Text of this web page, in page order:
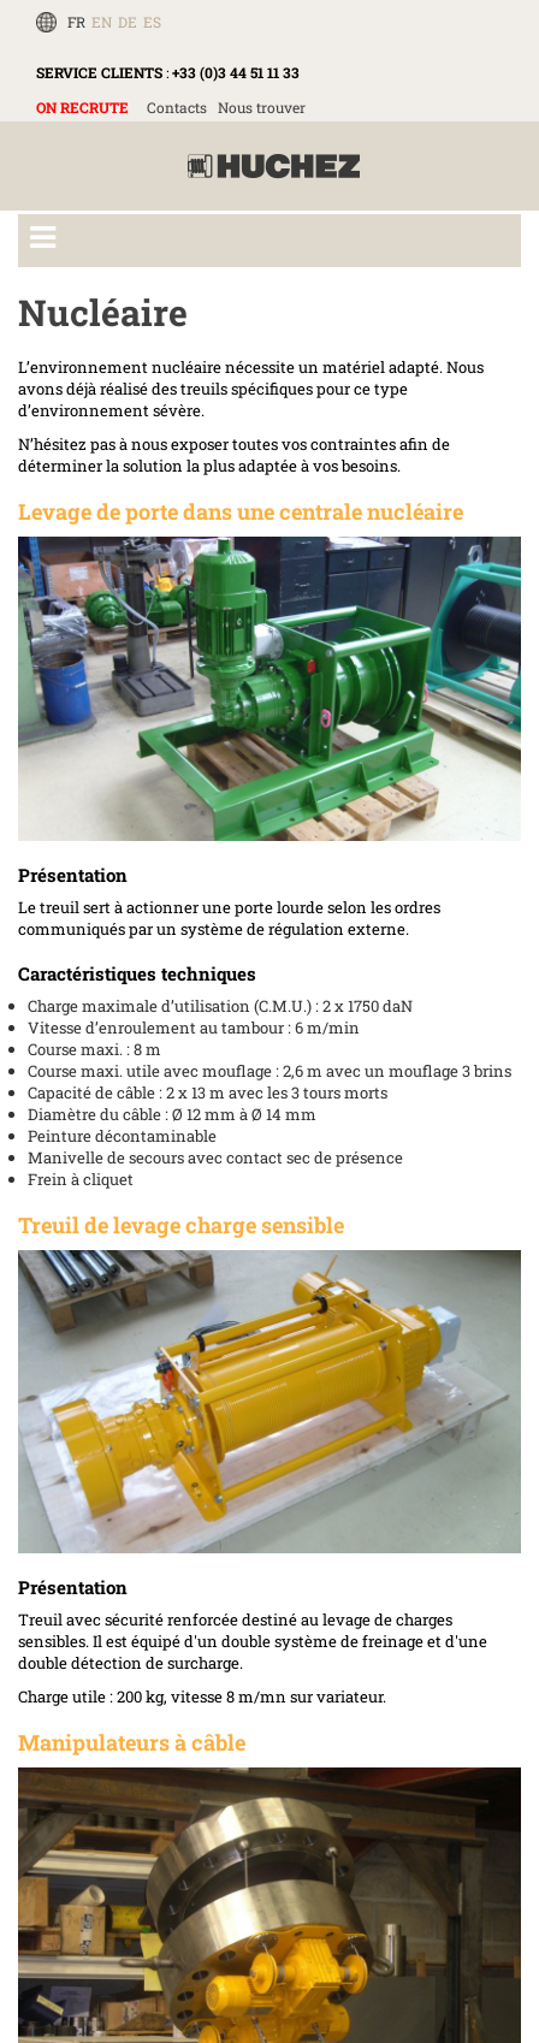
FR EN DE ES
SERVICE CLIENTS:+33 (0)3 44 51 11 33
ON RECRUTE
Contacts Nous trouver
Nucléaire
L’environnement nucléaire nécessite un matériel adapté. Nous
avons déjà réalisé des treuils spécifiques pour ce type
d’environnement sévère.
N’hésitez pas à nous exposer toutes vos contraintes afin de
déterminer la solution la plus adaptée à vos besoins.
Levage de porte dans une centrale nucléaire
Présentation
Le treuil sert à actionner une porte lourde selon les ordres
communiqués par un système de régulation externe.
Caractéristiques techniques
Charge maximale d’utilisation (C.M.U.) : 2 x 1750 daN
Vitesse d’enroulement au tambour : 6 m/min
Course maxi. : 8 m
Course maxi. utile avec mouflage : 2,6 m avec un mouflage 3 brins
Capacité de câble : 2 x 13 m avec les 3 tours morts
Diamètre du câble : Ø 12 mm à Ø 14 mm
Peinture décontaminable
Manivelle de secours avec contact sec de présence
Frein à cliquet
Treuil de levage charge sensible
Présentation
Treuil avec sécurité renforcée destiné au levage de charges
sensibles. Il est équipé d'un double système de freinage et d'une
double détection de surcharge.
Charge utile : 200 kg, vitesse 8 m/mn sur variateur.
Manipulateurs à câble